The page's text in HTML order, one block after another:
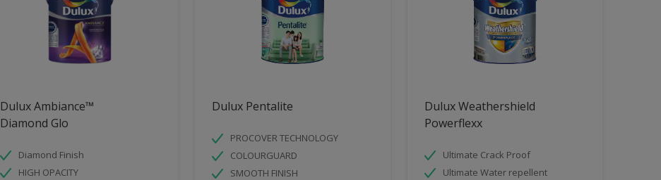
Dulux Ambiance™
Diamond Glo
Diamond Finish
HIGH OPACITY
Dulux Pentalite
PROCOVER TECHNOLOGY
COLOURGUARD
SMOOTH FINISH
Dulux Weathershield
Powerflexx
Ultimate Crack Proof
Ultimate Water repellent